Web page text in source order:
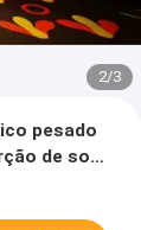
2/3
pesado
de som
pisos